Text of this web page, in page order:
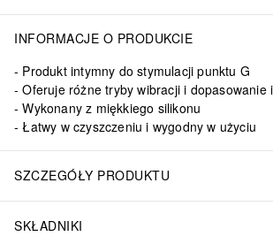
INFORMACJE O PRODUKCIE
Produkt intymny do stymulacji punktu G
Oferuje różne tryby wibracji i dopasowanie
Wykonany z miękkiego silikonu
Łatwy w czyszczeniu i wygodny w użyciu
SZCZEGÓŁY PRODUKTU
SKŁADNIKI
sprawia, że powierzchnia